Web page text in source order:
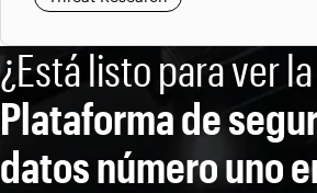
¿Está listo para ver la
Plataforma de
datos número uno